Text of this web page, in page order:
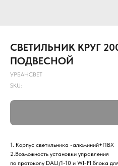
СВЕТИЛЬНИК КРУГ
ПОДВЕСНОЙ
УРБАНСВЕТ
SKU:
1. Корпус светильника -алюминий+ПВХ
2.Возможность установки управления
по протоколу DALI/1-10 и WI-FI блока